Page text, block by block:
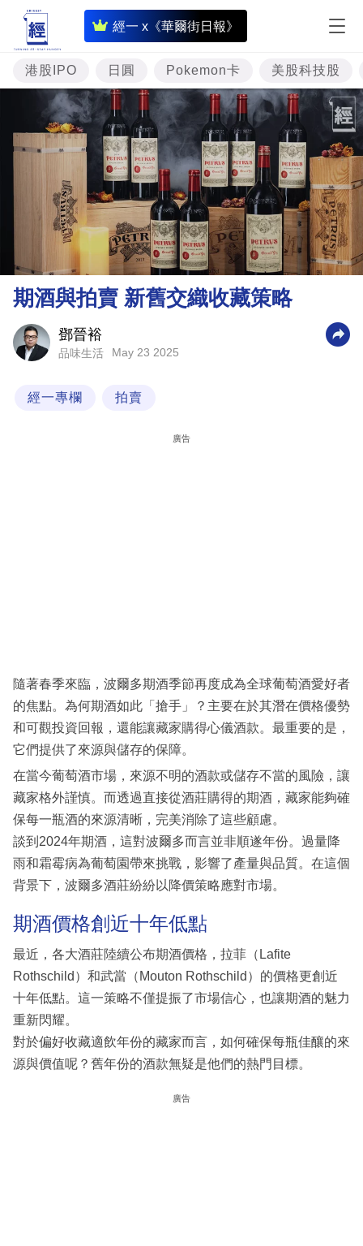
經一 x《華爾街日報》
即
時
財
經
專
題
投
資
樓
市
理
財
商
業
閱
專
區
港股IPO 日圓 Pokemon卡 美股科技股
期酒與拍賣 新舊交織收藏策略
鄧晉裕
品味生活 May 23 2025
經一專欄 拍賣
廣告
隨著春季來臨，波爾多期酒季節再度成為全球葡萄酒愛好者
的焦點。為何期酒如此「搶手」？主要在於其潛在價格優勢
和可觀投資回報，還能讓藏家購得心儀酒款。最重要的是，
它們提供了來源與儲存的保障。
在當今葡萄酒市場，來源不明的酒款或儲存不當的風險，讓
藏家格外謹慎。而透過直接從酒莊購得的期酒，藏家能夠確
保每一瓶酒的來源清晰，完美消除了這些顧慮。
談到2024年期酒，這對波爾多而言並非順遂年份。過量降
雨和霜霉病為葡萄園帶來挑戰，影響了產量與品質。在這個
背景下，波爾多酒莊紛紛以降價策略應對市場。
期酒價格創近十年低點
最近，各大酒莊陸續公布期酒價格，拉菲（Lafite
Rothschild）和武當（Mouton Rothschild）的價格更創近
十年低點。這一策略不僅提振了市場信心，也讓期酒的魅力
重新閃耀。
對於偏好收藏適飲年份的藏家而言，如何確保每瓶佳釀的來
源與價值呢？舊年份的酒款無疑是他們的熱門目標。
廣告